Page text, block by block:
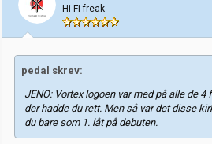
Hi-Fi freak
pedal skrev:
JENO: Vortex logoen var med på alle de
der hadde du rett. Men så var det disse
du bare som 1. låt på debuten.